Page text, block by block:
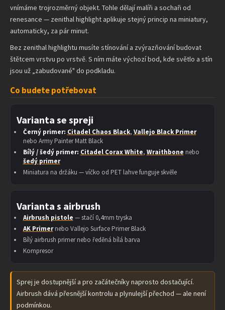
vnímáme trojrozměrný objekt. Tohle dělají malíři a sochaři od
renesance — zenithal highlight aplikuje stejný princip na miniatury,
automaticky, za pár minut.
Bez zenithal highlightu musíte stínování a zvýrazňování budovat
štětcem vrstvu po vrstvě. S ním máte výchozí bod, kde světlo a stín
jsou už „zabudované" do podkladu.
Co budete potřebovat
Varianta se spreji
Černý primer: Citadel Chaos Black, Vallejo Black Primer
nebo Army Painter Matt Black
Bílý / šedý primer: Citadel Corax White, Wraithbone nebo
šedý primer
Miniatura na držáku — víčko od PET lahve funguje skvěle
Varianta s airbrush
Airbrush pistole — stačí 0,4mm tryska
AK Primernebo Vallejo Surface Primer Black
Bílý airbrush primer nebo ředěná bílá barva
Kompresor
Sprej je dostupnější a pro začátečníky naprosto dostačující.
Airbrush dává přesnější kontrolu a plynulejší přechod — ale není
podmínkou.